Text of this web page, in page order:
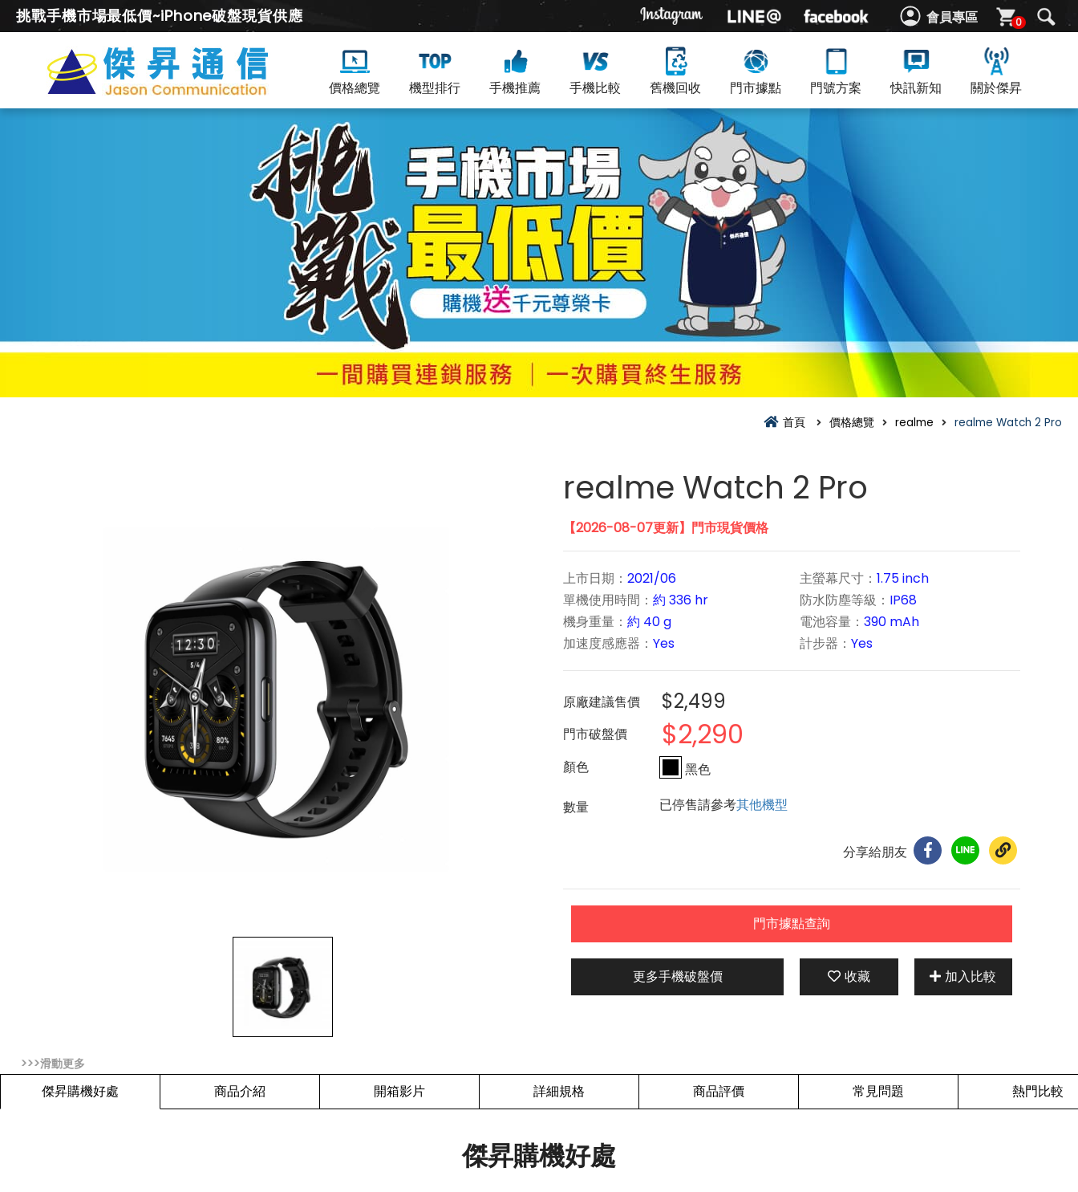
會員專區 0
挑戰手機市場最低價~iPhone破盤現貨供應
價格總覽 機型排行 手機推薦 手機比較 舊機回收 門市據點 門號方案 快訊新知 關於傑昇
首頁 價格總覽 realme realme Watch 2 Pro
realme Watch 2 Pro
【2026-08-07更新】門市現貨價格
上市日期： 2021/06 主螢幕尺寸： 1.75 inch
單機使用時間： 約 336 hr 防水防塵等級： IP68
機身重量： 約 40 g 電池容量： 390 mAh
加速度感應器： Yes 計步器： Yes
原廠建議售價 $2,499
門市破盤價 $2,290
黑色
已停售請參考其他機型
分享給朋友
門市據點查詢
更多手機破盤價 收藏 加入比較
傑昇購機好處 商品介紹 開箱影片 詳細規格 商品評價 常見問題 熱門比較
傑昇購機好處